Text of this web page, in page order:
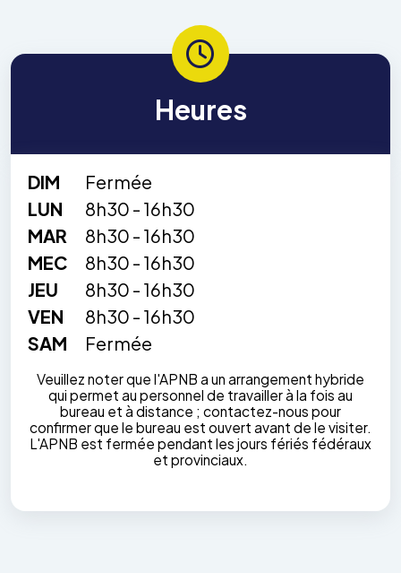
Heures
DIM
Fermée
LUN
8h30 - 16h30
MAR
8h30 - 16h30
MEC
8h30 - 16h30
JEU
8h30 - 16h30
VEN
8h30 - 16h30
SAM
Fermée
Veuillez noter que l'APNB a un arrangement hybride
qui permet au personnel de travailler à la fois au
bureau et à distance ; contactez-nous pour
confirmer que le bureau est ouvert avant de le visiter.
L'APNB est fermée pendant les jours fériés fédéraux
et provinciaux.